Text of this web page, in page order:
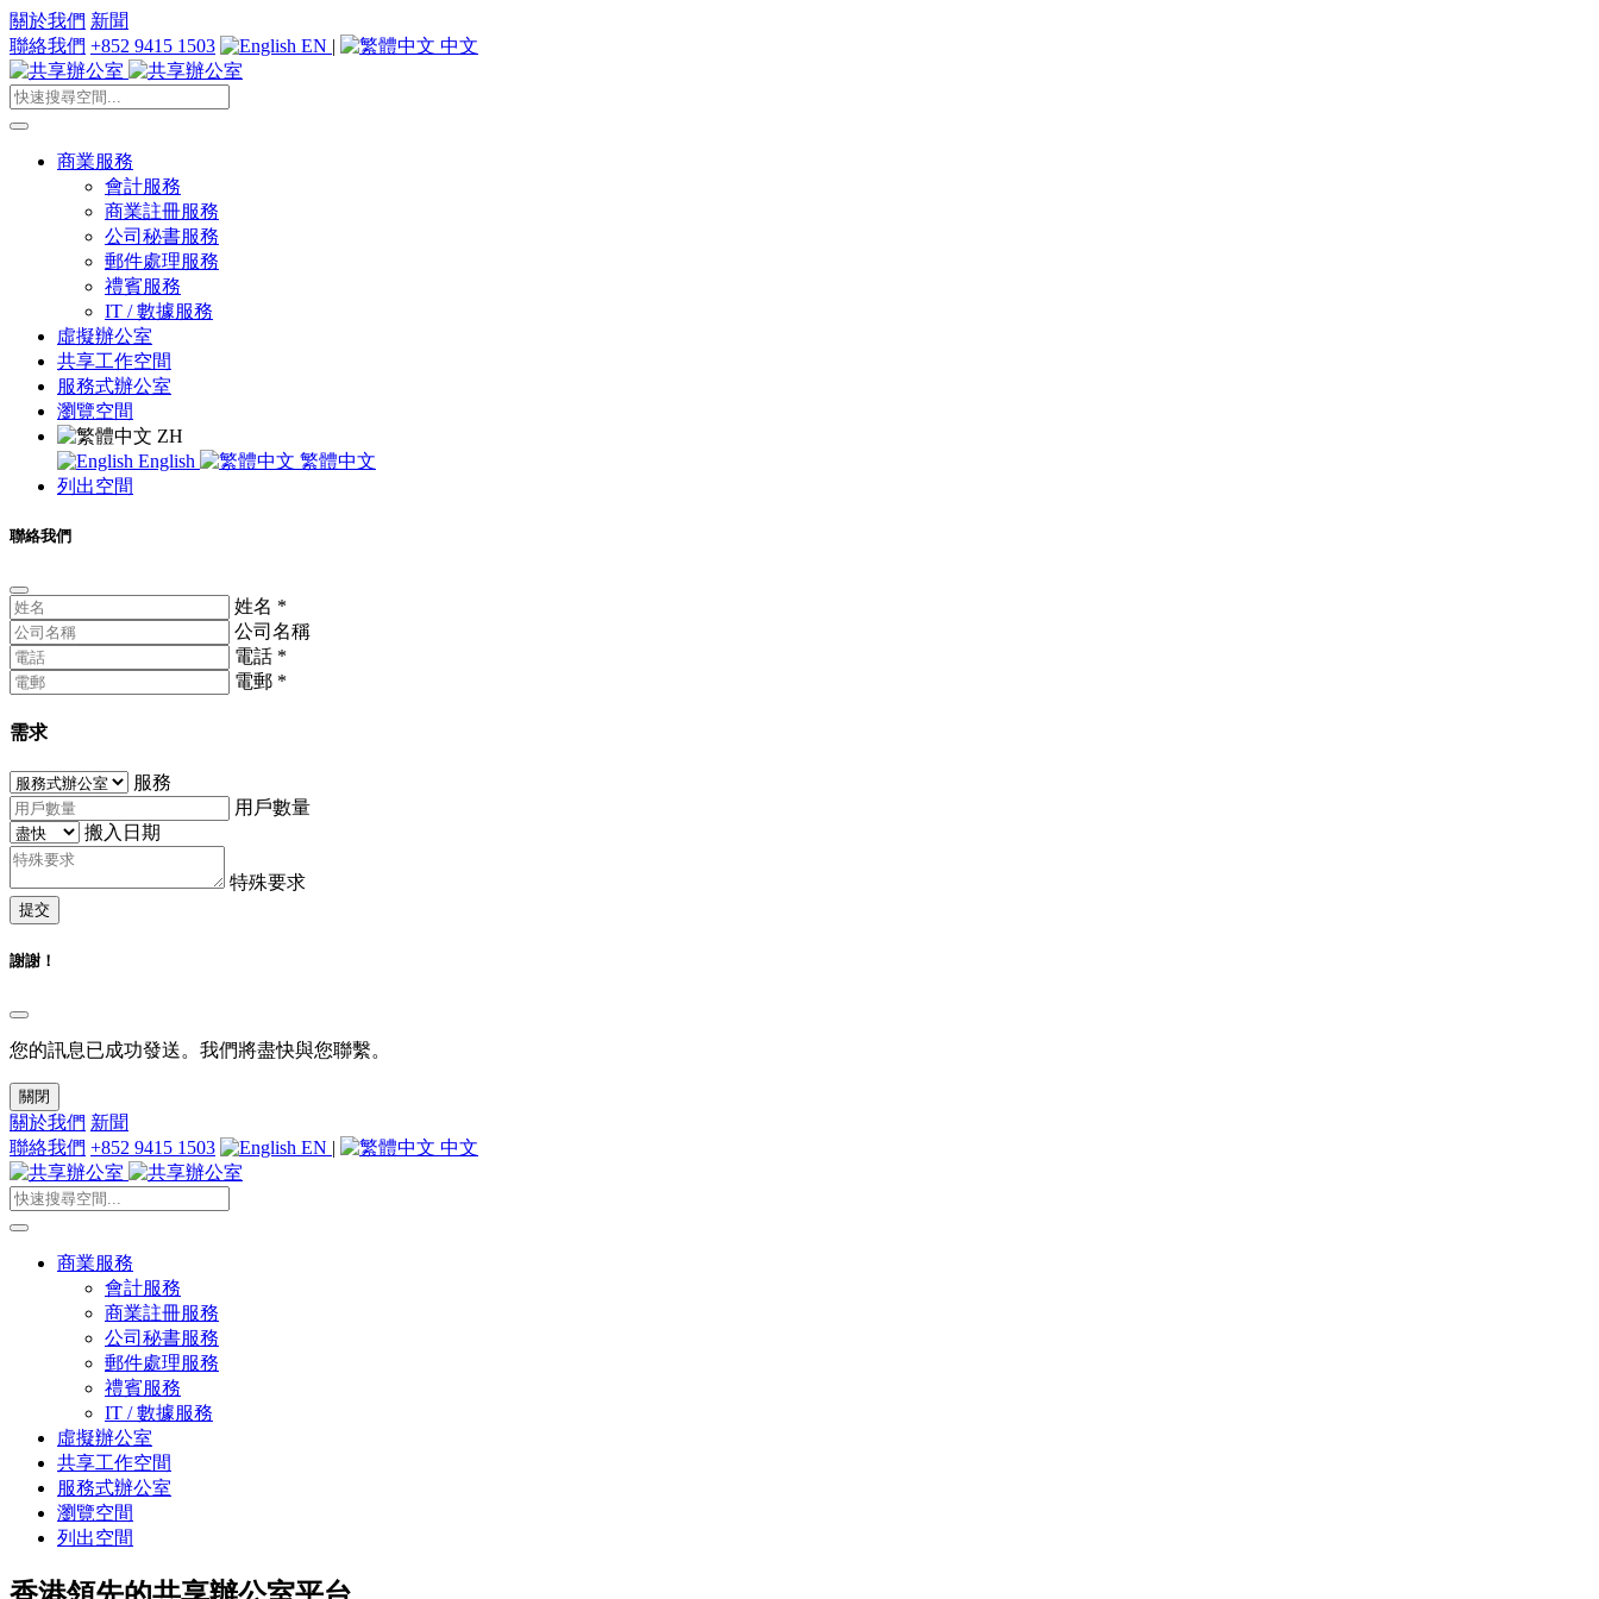
關於我們 新聞
聯絡我們 +852 9415 1503 EN | 中文
商業服務
會計服務
商業註冊服務
公司秘書服務
郵件處理服務
禮賓服務
IT / 數據服務
虛擬辦公室
共享工作空間
服務式辦公室
瀏覽空間
ZH
English
繁體中文
列出空間
聯絡我們
姓名 *
公司名稱
電話 *
電郵 *
需求
服務
用戶數量
搬入日期
特殊要求
提交
謝謝！
您的訊息已成功發送。我們將盡快與您聯繫。
關閉
關於我們 新聞
聯絡我們 +852 9415 1503 EN | 中文
商業服務
會計服務
商業註冊服務
公司秘書服務
郵件處理服務
禮賓服務
IT / 數據服務
虛擬辦公室
共享工作空間
服務式辦公室
瀏覽空間
列出空間